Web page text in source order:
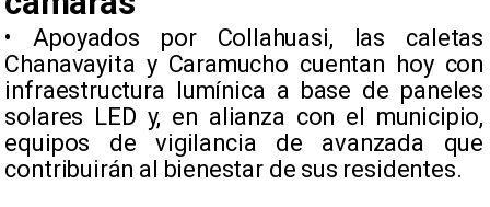
​• Apoyados por Collahuasi, las caletas
Chanavayita y Caramucho cuentan hoy con
infraestructura lumínica a base de paneles
solares LED y, en alianza con el municipio,
equipos de vigilancia de avanzada que
contribuirán al bienestar de sus residentes. ​